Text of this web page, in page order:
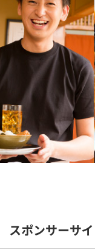
スポンサーサ